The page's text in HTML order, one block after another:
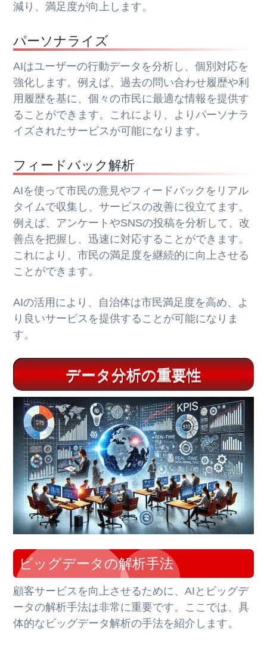
減り、満足度が向上します。
パーソナライズ
AIはユーザーの行動データを分析し、個別対応を
強化します。例えば、過去の問い合わせ履歴や利
用履歴を基に、個々の市民に最適な情報を提供す
ることができます。これにより、よりパーソナラ
イズされたサービスが可能になります。
フィードバック解析
AIを使って市民の意見やフィードバックをリアル
タイムで収集し、サービスの改善に役立てます。
例えば、アンケートやSNSの投稿を分析して、改
善点を把握し、迅速に対応することができます。
これにより、市民の満足度を継続的に向上させる
ことができます。
AIの活用により、自治体は市民満足度を高め、よ
り良いサービスを提供することが可能になりま
す。
データ分析の重要性
ビッグデータの解析手法
顧客サービスを向上させるために、AIとビッグデ
ータの解析手法は非常に重要です。ここでは、具
体的なビッグデータ解析の手法を紹介します。